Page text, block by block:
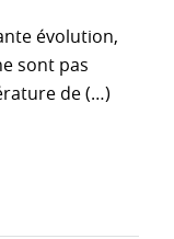
évolution,
sont pas
de (…)